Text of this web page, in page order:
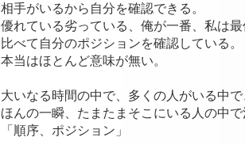
相手がいるから自分を確認できる。
優れている劣っている、俺が一番、私は
比べて自分のポジションを確認している。
本当はほとんど意味が無い。
大いなる時間の中で、多くの人がいる中
ほんの一瞬、たまたまそこにいる人の中
「順序、ポジション」